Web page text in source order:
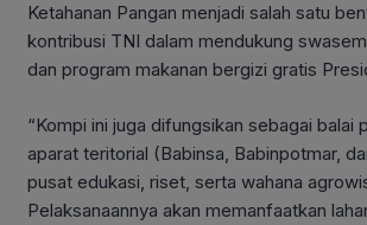
Ketahanan Pangan menjadi salah satu
kontribusi TNI dalam mendukung
dan program makanan bergizi gratis
“Kompi ini juga difungsikan sebagai balai
aparat teritorial (Babinsa, Babinpotmar,
pusat edukasi, riset, serta wahana
Pelaksanaannya akan memanfaatkan